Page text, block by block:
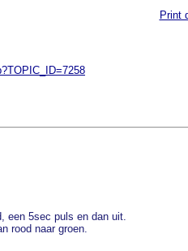
Print
een 5sec puls en dan uit.
rood naar groen.